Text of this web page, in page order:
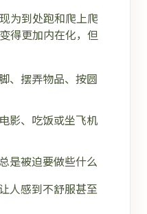
为到处跑和爬上爬
得更加内在化，但
摆弄物品、按圆
影、吃饭或坐飞机
被迫要做些什么
人感到不舒服甚至